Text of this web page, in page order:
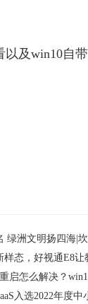
及win10自
绿洲文明扬四海|
样态，好视通E8让
启怎么解决？